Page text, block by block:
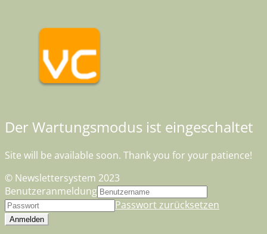
Der Wartungsmodus ist eingeschaltet
Site will be available soon. Thank you for your patience!
© Newslettersystem 2023
Benutzeranmeldung
Passwort zurücksetzen